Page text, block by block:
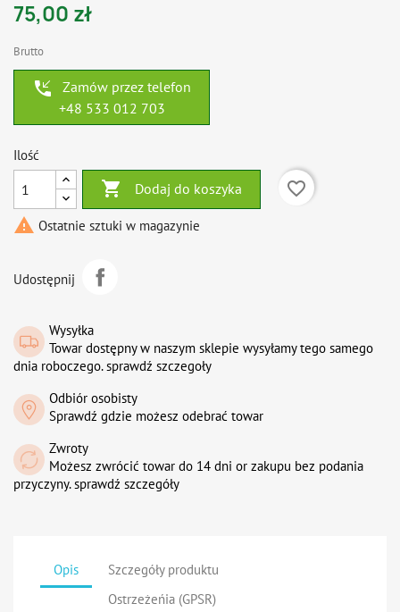
75,00 zł
Brutto
phone_callback
Zamów przez telefon
+48 533 012 703
Ilość
 Dodaj do koszyka
favorite_border
 Ostatnie sztuki w magazynie
Udostępnij
Wysyłka
Towar dostępny w naszym sklepie wysyłamy tego samego
dnia roboczego. sprawdź szczegoły
Odbiór osobisty
Sprawdź gdzie możesz odebrać towar
Zwroty
Możesz zwrócić towar do 14 dni or zakupu bez podania
przyczyny. sprawdź szczegóły
Opis
Szczegóły produktu
Ostrzeżeńia (GPSR)